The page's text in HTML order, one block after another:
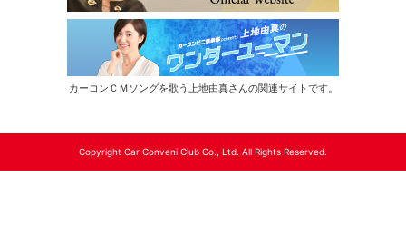
カーコンＣＭソングを歌う上地由真さんの関連サイトです。
Copyright Car Conveni Club Co., Ltd. All Rights Reserved.